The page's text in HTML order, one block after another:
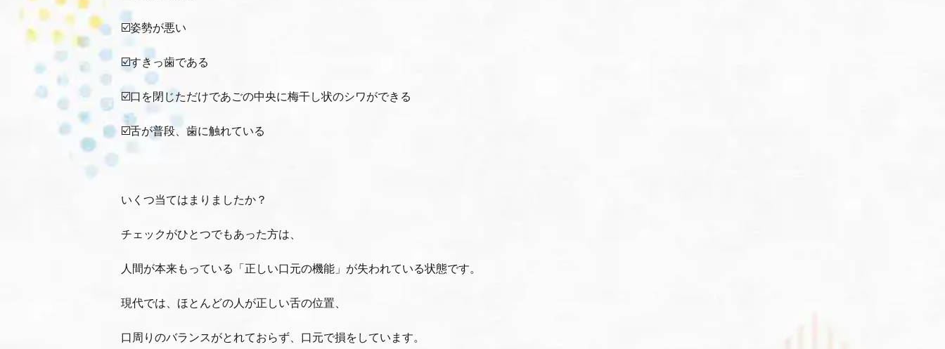
☑️姿勢が悪い
☑️すきっ歯である
☑️口を閉じただけであごの中央に梅干し状のシワができる
☑️舌が普段、歯に触れている
いくつ当てはまりましたか？
チェックがひとつでもあった方は、
人間が本来もっている「正しい口元の機能」が失われている状態です。
現代では、ほとんどの人が正しい舌の位置、
口周りのバランスがとれておらず、口元で損をしています。